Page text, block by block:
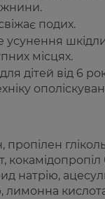
подих.
усунення
місцях.
дітей від 6
пропілен
кокамідопропіл
натрію,
лимонна